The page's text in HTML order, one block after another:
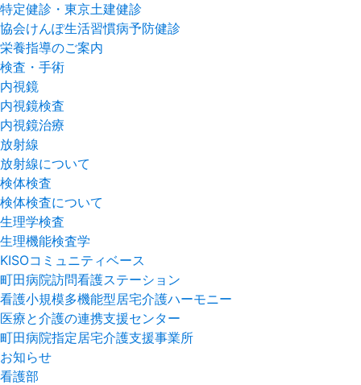
特定健診・東京土建健診
協会けんぽ生活習慣病予防健診
栄養指導のご案内
検査・手術
内視鏡
内視鏡検査
内視鏡治療
放射線
放射線について
検体検査
検体検査について
生理学検査
生理機能検査学
KISOコミュニティベース
町田病院訪問看護ステーション
看護小規模多機能型居宅介護ハーモニー
医療と介護の連携支援センター
町田病院指定居宅介護支援事業所
お知らせ
看護部